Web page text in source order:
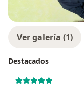
Ver galería (1)
Destacados